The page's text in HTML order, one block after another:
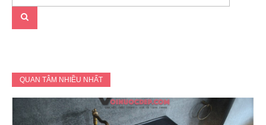
QUAN TÂM NHIỀU NHẤT